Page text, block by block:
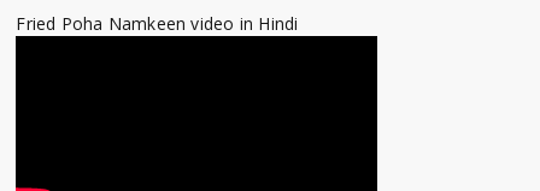
Fried Poha Namkeen video in Hindi